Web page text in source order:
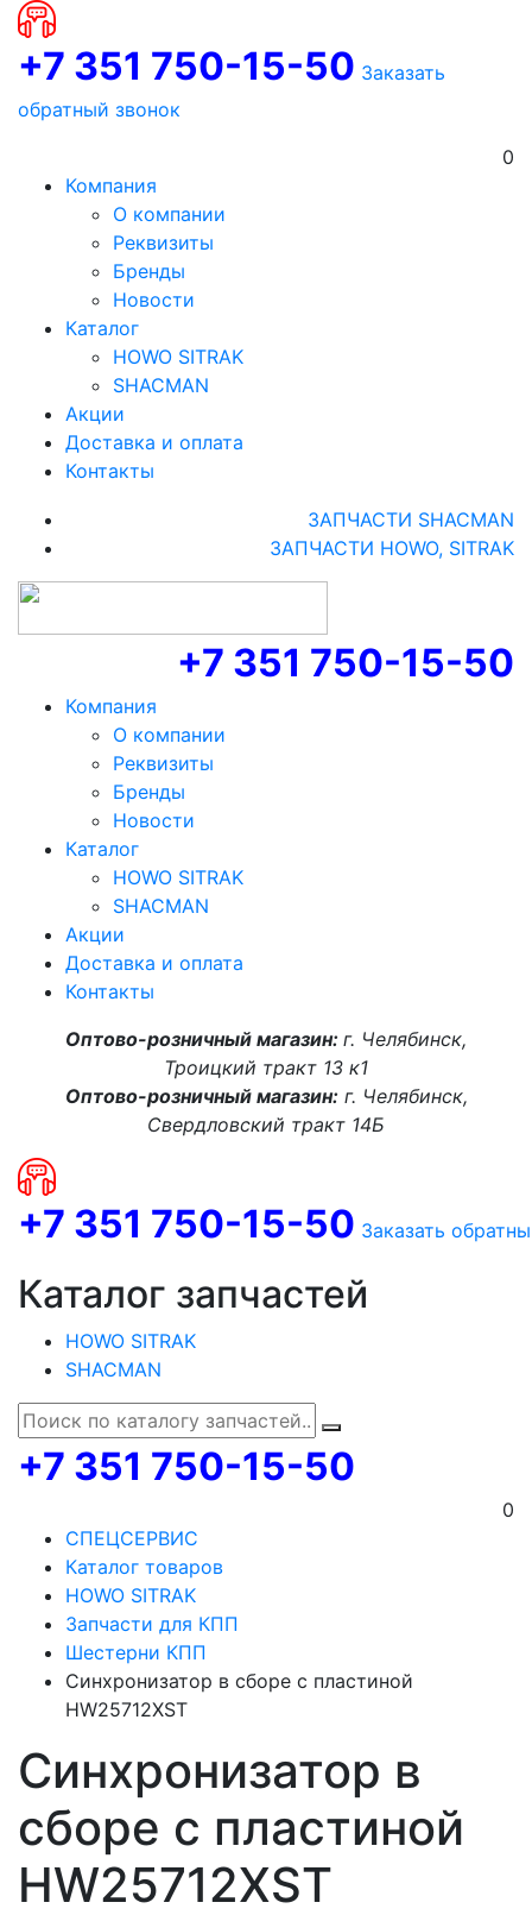
+7 351 750-15-50 Заказать
обратный звонок
0
Компания
О компании
Реквизиты
Бренды
Новости
Каталог
HOWO SITRAK
SHACMAN
Акции
Доставка и оплата
Контакты
ЗАПЧАСТИ SHACMAN
ЗАПЧАСТИ HOWO, SITRAK
+7 351 750-15-50
Компания
О компании
Реквизиты
Бренды
Новости
Каталог
HOWO SITRAK
SHACMAN
Акции
Доставка и оплата
Контакты
Оптово-розничный магазин: г. Челябинск,
Троицкий тракт 13 к1
Оптово-розничный магазин:г. Челябинск,
Свердловский тракт 14Б
+7 351 750-15-50 Заказать
Каталог запчастей
HOWO SITRAK
SHACMAN
+7 351 750-15-50
0
СПЕЦСЕРВИС
Каталог товаров
HOWO SITRAK
Запчасти для КПП
Шестерни КПП
Синхронизатор в сборе с пластиной
HW25712XST
Синхронизатор в
сборе с пластиной
HW25712XST